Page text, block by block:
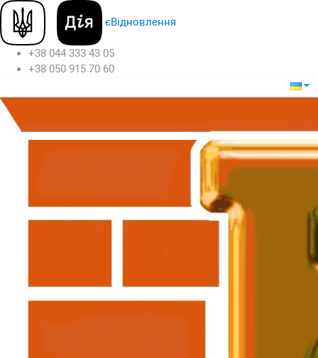
єВідновлення
+38 044 333 43 05
+38 050 915 70 60